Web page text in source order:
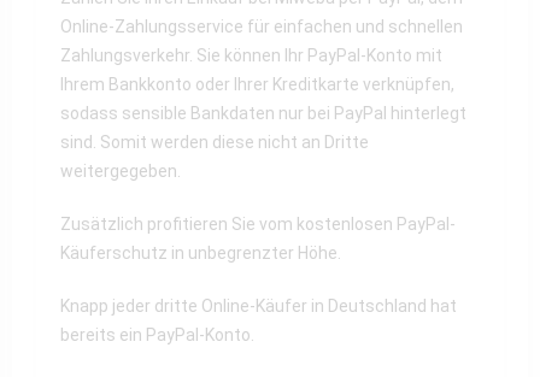
Online-Zahlungsservice für einfachen und schnellen
Zahlungsverkehr. Sie können Ihr PayPal-Konto mit
Ihrem Bankkonto oder Ihrer Kreditkarte verknüpfen,
sodass sensible Bankdaten nur bei PayPal hinterlegt
sind. Somit werden diese nicht an Dritte
weitergegeben.
Zusätzlich profitieren Sie vom kostenlosen PayPal-
Käuferschutz in unbegrenzter Höhe.
Knapp jeder dritte Online-Käufer in Deutschland hat
bereits ein PayPal-Konto.